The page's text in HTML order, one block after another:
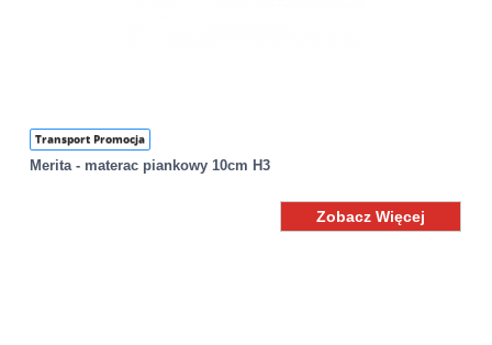
Transport Promocja
Merita - materac piankowy 10cm H3
Zobacz Więcej